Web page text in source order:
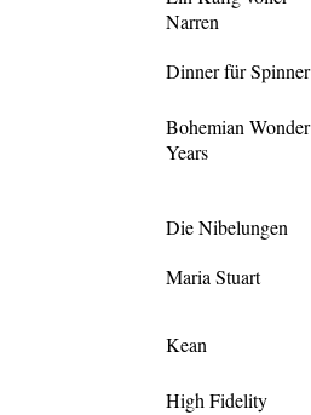
Narren
Dinner für Spinner
Bohemian Wonder
Years
Die Nibelungen
Maria Stuart
Kean
High Fidelity